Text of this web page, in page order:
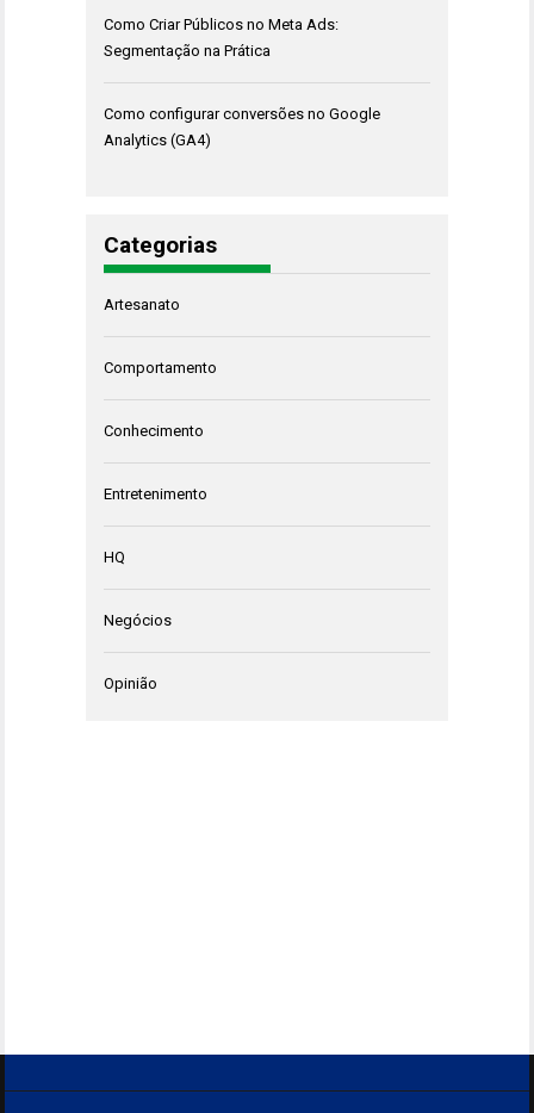
Como Criar Públicos no Meta Ads:
Segmentação na Prática
Como configurar conversões no Google
Analytics (GA4)
Categorias
Artesanato
Comportamento
Conhecimento
Entretenimento
HQ
Negócios
Opinião